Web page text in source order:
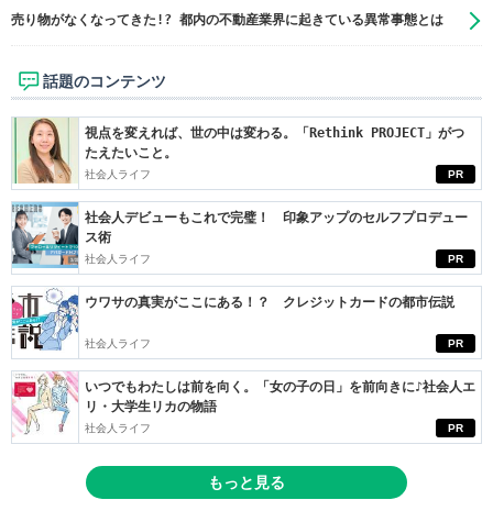
売り物がなくなってきた!? 都内の不動産業界に起きている異常事態とは
話題のコンテンツ
PR
視点を変えれば、世の中は変わる。「Rethink PROJECT」がつ
たえたいこと。
社会人ライフ
PR
社会人デビューもこれで完璧！ 印象アップのセルフプロデュー
ス術
社会人ライフ
PR
ウワサの真実がここにある！？ クレジットカードの都市伝説
社会人ライフ
PR
いつでもわたしは前を向く。「女の子の日」を前向きに♪社会人エ
リ・大学生リカの物語
社会人ライフ
もっと見る